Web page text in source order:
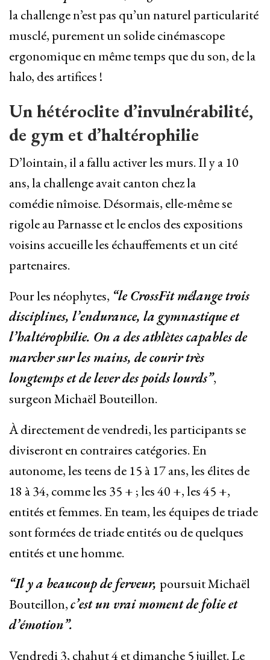
la challenge n’est pas qu’un naturel particularité
musclé, purement un solide cinémascope
ergonomique en même temps que du son, de la
halo, des artifices !
Un hétéroclite d’invulnérabilité,
de gym et d’haltérophilie
D’lointain, il a fallu activer les murs. Il y a 10
ans, la challenge avait canton chez la
comédie nîmoise. Désormais, elle-même se
rigole au Parnasse et le enclos des expositions
voisins accueille les échauffements et un cité
partenaires.
Pour les néophytes, “le CrossFit mélange trois
disciplines, l’endurance, la gymnastique et
l’haltérophilie. On a des athlètes capables de
marcher sur les mains, de courir très
longtemps et de lever des poids lourds”,
surgeon Michaël Bouteillon.
À directement de vendredi, les participants se
diviseront en contraires catégories. En
autonome, les teens de 15 à 17 ans, les élites de
18 à 34, comme les 35 + ; les 40 +, les 45 +,
entités et femmes. En team, les équipes de triade
sont formées de triade entités ou de quelques
entités et une homme.
“Il y a beaucoup de ferveur, poursuit Michaël
Bouteillon,c’est un vrai moment de folie et
d’émotion”.
Vendredi 3, chahut 4 et dimanche 5 juillet. Le